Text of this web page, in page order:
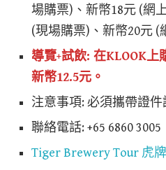
場購票)、新幣18元 (網
(現場購票)、新幣20元 (
導覽+試飲: 在KLOOK上
新幣12.5元。
注意事項: 必須攜帶證
聯絡電話: +65 6860 3005
Tiger Brewery Tour 虎